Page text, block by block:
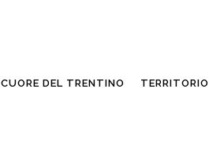
CUORE DEL TRENTINO TERRITORIO